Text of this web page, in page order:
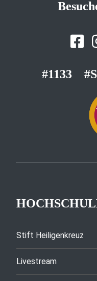
#1133
Stift Heiligenkreuz
Livestream